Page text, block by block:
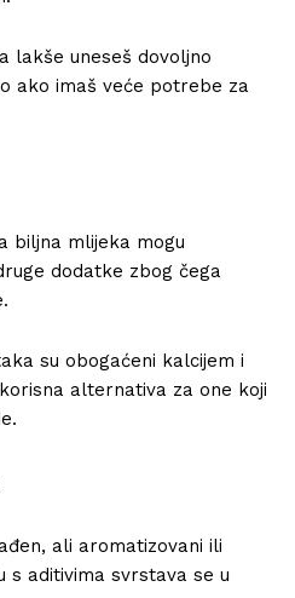
lakše uneseš dovoljno
ako imaš veće potrebe za
biljna mlijeka mogu
dodatke zbog čega
su obogaćeni kalcijem i
alternativa za one koji
ali aromatizovani ili
s aditivima svrstava se u